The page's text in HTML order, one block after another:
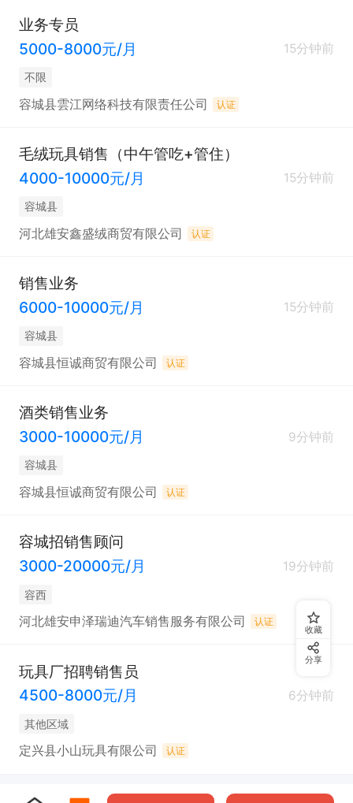
业务专员
5000-8000元/月
15分钟前
不限
容城县雲江网络科技有限责任公司 认证
毛绒玩具销售（中午管吃+管住）
4000-10000元/月
15分钟前
容城县
河北雄安鑫盛绒商贸有限公司 认证
销售业务
6000-10000元/月
15分钟前
容城县
容城县恒诚商贸有限公司 认证
酒类销售业务
3000-10000元/月
9分钟前
容城县
容城县恒诚商贸有限公司 认证
容城招销售顾问
3000-20000元/月
19分钟前
容西
河北雄安申泽瑞迪汽车销售服务有限公司 认证
玩具厂招聘销售员
4500-8000元/月
6分钟前
其他区域
定兴县小山玩具有限公司 认证
收藏
分享